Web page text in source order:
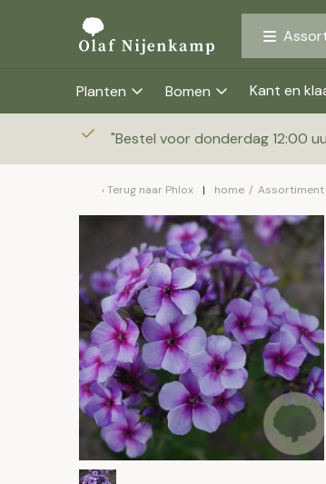
Planten Bomen Kant en
"Bestel voor donderdag 12:00
Terug naar Phlox home / Assortiment